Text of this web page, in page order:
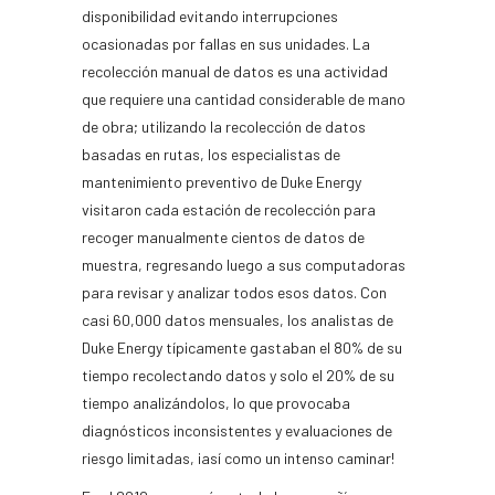
disponibilidad evitando interrupciones
ocasionadas por fallas en sus unidades. La
recolección manual de datos es una actividad
que requiere una cantidad considerable de mano
de obra; utilizando la recolección de datos
basadas en rutas, los especialistas de
mantenimiento preventivo de Duke Energy
visitaron cada estación de recolección para
recoger manualmente cientos de datos de
muestra, regresando luego a sus computadoras
para revisar y analizar todos esos datos. Con
casi 60,000 datos mensuales, los analistas de
Duke Energy típicamente gastaban el 80% de su
tiempo recolectando datos y solo el 20% de su
tiempo analizándolos, lo que provocaba
diagnósticos inconsistentes y evaluaciones de
riesgo limitadas, ¡así como un intenso caminar!